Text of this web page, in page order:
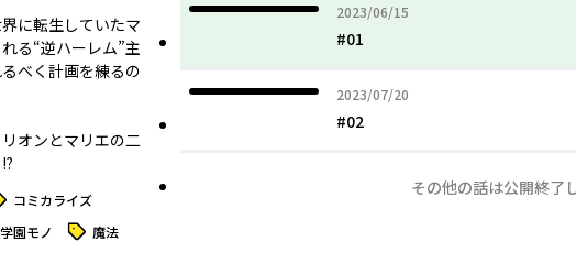
に転生していたマ
る“逆ハーレム”主
べく計画を練るの
オンとマリエの二
コミカライズ
学園モノ タグ 魔法
2023/06/15
2023年06月15日
#01
2023/07/20
2023年07月20日
#02
その他の話は公開終了